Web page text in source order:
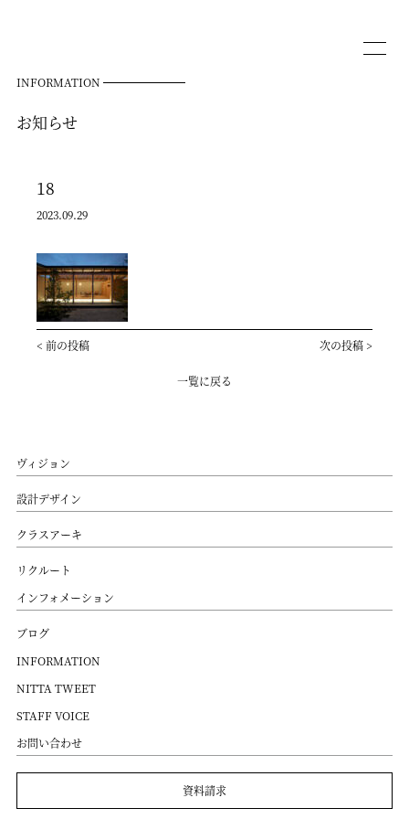
INFORMATION
お知らせ
18
2023.09.29
< 前の投稿 次の投稿 >
一覧に戻る
ヴィジョン
設計デザイン
クラスアーキ
リクルート
インフォメーション
ブログ
INFORMATION
NITTA TWEET
STAFF VOICE
お問い合わせ
資料請求